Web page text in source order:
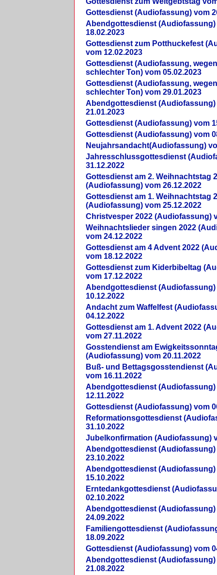
Gottesdienst (Audiofassung) vom
Abendgottesdienst (Audiofassung)
18.02.2023
Gottesdienst zum Potthuckefest
vom 12.02.2023
Gottesdienst (Audiofassung,
schlechter Ton) vom 05.02.2023
Gottesdienst (Audiofassung,
schlechter Ton) vom 29.01.2023
Abendgottesdienst (Audiofassung)
21.01.2023
Gottesdienst (Audiofassung) vom
Gottesdienst (Audiofassung) vom
Neujahrsandacht(Audiofassung)
Jahresschlussgottesdienst
31.12.2022
Gottesdienst am 2. Weihnachtstag
(Audiofassung) vom 26.12.2022
Gottesdienst am 1. Weihnachtstag
(Audiofassung) vom 25.12.2022
Christvesper 2022 (Audiofassung)
Weihnachtslieder singen 2022
vom 24.12.2022
Gottesdienst am 4 Advent 2022
vom 18.12.2022
Gottesdienst zum Kiderbibeltag
vom 17.12.2022
Abendgottesdienst (Audiofassung)
10.12.2022
Andacht zum Waffelfest
04.12.2022
Gottesdienst am 1. Advent 2022
vom 27.11.2022
Gosstendienst am
(Audiofassung) vom 20.11.2022
Buß- und Bettagsgosstendienst
vom 16.11.2022
Abendgottesdienst (Audiofassung)
12.11.2022
Gottesdienst (Audiofassung) vom
Reformationsgottesdienst
31.10.2022
Jubelkonfirmation (Audiofassung)
Abendgottesdienst (Audiofassung)
23.10.2022
Abendgottesdienst (Audiofassung)
15.10.2022
Erntedankgottesdienst
02.10.2022
Abendgottesdienst (Audiofassung)
24.09.2022
Familiengottesdienst
18.09.2022
Gottesdienst (Audiofassung) vom
Abendgottesdienst (Audiofassung)
21.08.2022